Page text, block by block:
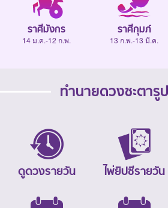
ราศีมังกร
14 ม.ค.-12 ก.พ.
ราศีกุมภ์
13 ก.พ.-13 มี.ค.
ทำนายดวงชะตารู
ดูดวงรายวัน ไพ่ยิปซีรายวัน